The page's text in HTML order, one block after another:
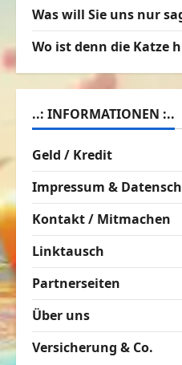
Was will Sie uns nur
Wo ist denn die Katze
..: INFORMATIONEN :..
Geld / Kredit
Impressum &
Kontakt / Mitmachen
Linktausch
Partnerseiten
Über uns
Versicherung & Co.